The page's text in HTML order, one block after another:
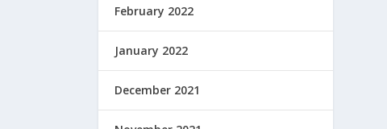
February 2022
January 2022
December 2021